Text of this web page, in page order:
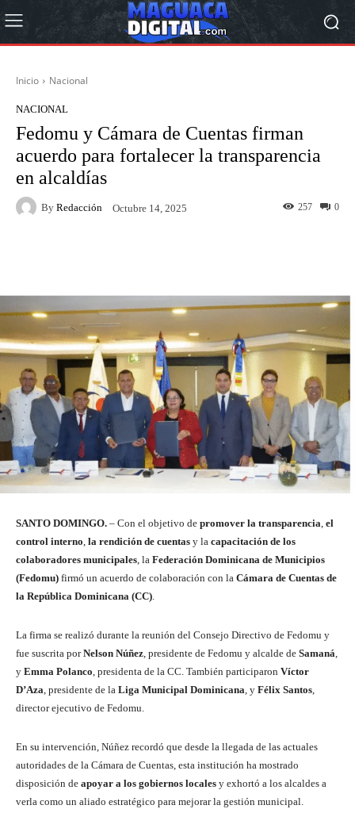
Inicio Nacional
NACIONAL
Fedomu y Cámara de Cuentas firman
acuerdo para fortalecer la transparencia
en alcaldías
By Redacción Octubre 14, 2025 0
257
SANTO DOMINGO. – Con el objetivo de promover la transparencia, el
control interno, la rendición de cuentas y la capacitación de los
colaboradores municipales, la Federación Dominicana de Municipios
(Fedomu) firmó un acuerdo de colaboración con la Cámara de Cuentas de
la República Dominicana (CC).
La firma se realizó durante la reunión del Consejo Directivo de Fedomu y
fue suscrita porNelson Núñez, presidente de Fedomu y alcalde de Samaná,
y Emma Polanco, presidenta de la CC. También participaron Víctor
D’Aza, presidente de la Liga Municipal Dominicana, y Félix Santos,
director ejecutivo de Fedomu.
En su intervención, Núñez recordó que desde la llegada de las actuales
autoridades de la Cámara de Cuentas, esta institución ha mostrado
disposición de apoyar a los gobiernos locales y exhortó a los alcaldes a
verla como un aliado estratégico para mejorar la gestión municipal.